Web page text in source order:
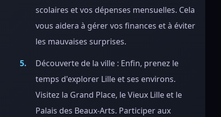
scolaires et vos dépenses mensuelles. Cela
vous aidera à gérer vos finances et à éviter
les mauvaises surprises.
Découverte de la ville : Enfin, prenez le
temps d'explorer Lille et ses environs.
Visitez la Grand Place, le Vieux Lille et le
Palais des Beaux-Arts. Participer aux